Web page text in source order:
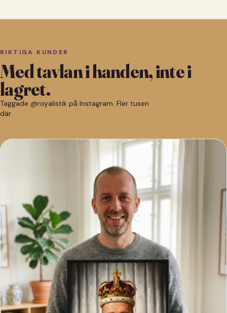
RIKTIGA KUNDER
Med tavlan i handen, inte i
lagret.
Taggade @royalistik på Instagram. Fler tusen
där.